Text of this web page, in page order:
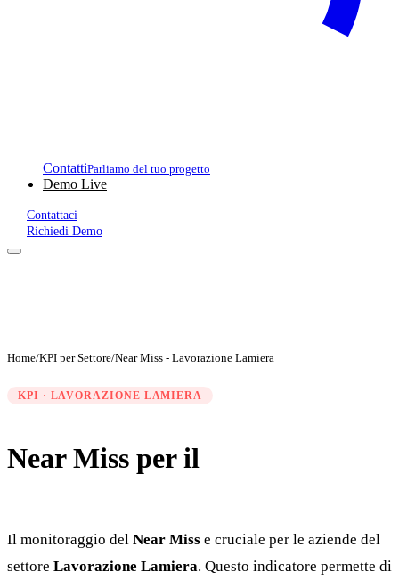
ContattiParliamo del tuo progetto
Demo Live
Contattaci
Richiedi Demo
Home/KPI per Settore/Near Miss - Lavorazione Lamiera
KPI · LAVORAZIONE LAMIERA
Near Miss per il
Il monitoraggio del Near Miss e cruciale per le aziende del
settore Lavorazione Lamiera. Questo indicatore permette di